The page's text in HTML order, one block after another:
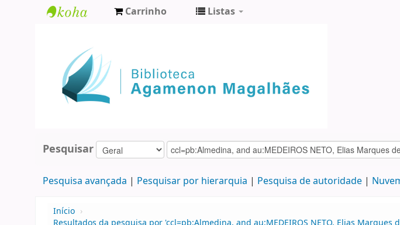
Agamenon
Magalhães
Carrinho Listas
Pesquisar
Pesquisa avançada Pesquisar por hierarquia Pesquisa de autoridade
Início ›